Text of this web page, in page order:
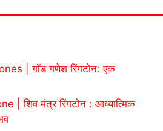
| गॉड गणेश रिंगटोन: एक
| शिव मंत्र रिंगटोन : आध्यात्मिक